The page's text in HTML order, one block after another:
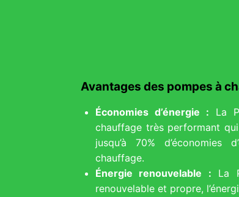
Avantages des pompes à
Économies d’énergie : La
chauffage très performant
jusqu’à 70%
chauffage.
Énergie renouvelable : La
renouvelable et propre,